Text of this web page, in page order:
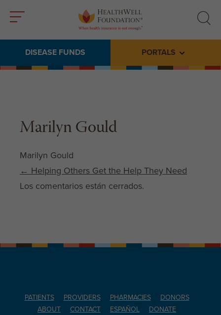
search
DISEASE FUNDS PORTALS Toggle
Marilyn Gould
Marilyn Gould
Post navigation
← Helping Others Get the Help They Need
Los comentarios están cerrados.
PATIENTS PROVIDERS PHARMACIES
DONORS
ABOUT
CONTACT ESPAÑOL DONATE